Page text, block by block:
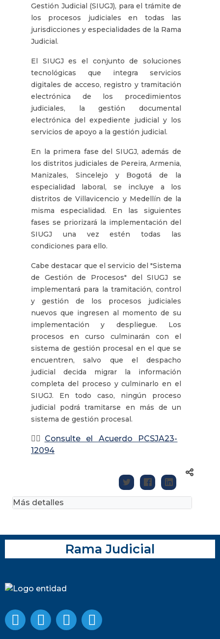
Gestión Judicial (SIUGJ), para el trámite de
los procesos judiciales en todas las
jurisdicciones y especialidades de la Rama
Judicial.
El SIUGJ es el conjunto de soluciones
tecnológicas que integra servicios
digitales de acceso, registro y tramitación
electrónica de los procedimientos
judiciales, la gestión documental
electrónica del expediente judicial y los
servicios de apoyo a la gestión judicial.
En la primera fase del SIUGJ, además de
los distritos judiciales de Pereira, Armenia,
Manizales, Sincelejo y Bogotá de la
especialidad laboral, se incluye a los
distritos de Villavicencio y Medellín de la
misma especialidad. En las siguientes
fases se priorizará la implementación del
SIUGJ una vez estén todas las
condiciones para ello.
Cabe destacar que el servicio del "Sistema
de Gestión de Procesos" del SIUGJ se
implementará para la tramitación, control
y gestión de los procesos judiciales
nuevos que ingresen al momento de su
implementación y despliegue. Los
procesos en curso culminarán con el
sistema de gestión procesal en el que se
encuentren, salvo que el despacho
judicial decida migrar la información
completa del proceso y culminarlo en el
SIUGJ. En todo caso, ningún proceso
judicial podrá tramitarse en más de un
sistema de gestión procesal.
👉🏽 Consulte el Acuerdo PCSJA23-
12094
Más detalles
Rama Judicial